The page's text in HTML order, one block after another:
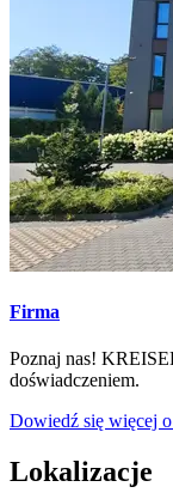
Firma
Poznaj nas!
doświadczeniem.
Dowiedź się więcej
Lokalizacje